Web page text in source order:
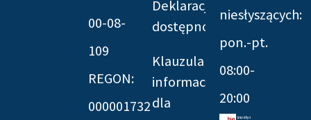
00-08-
109
REGON:
000001732
Deklaracja
dostępności
Klauzula
informacyjna
dla
niesłyszących:
pon.-pt.
08:00-
20:00